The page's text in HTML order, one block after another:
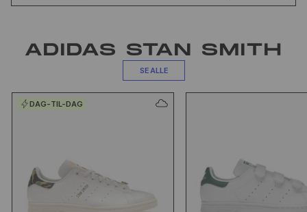
ADIDAS STAN SMITH
SE ALLE
DAG-TIL-DAG